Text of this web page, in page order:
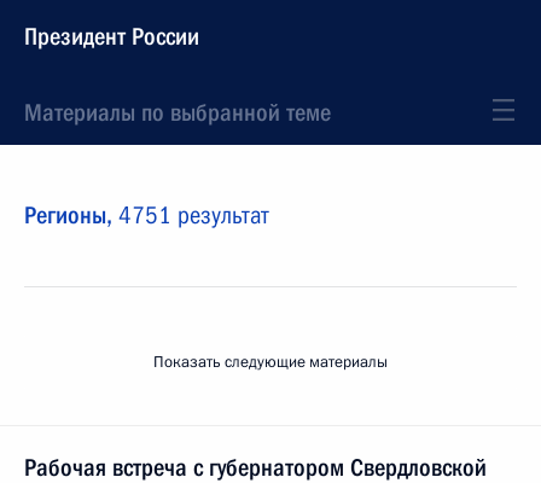
Президент России
Материалы по выбранной теме
Регионы, 4751 результат
Показать следующие материалы
Рабочая встреча с губернатором Свердловской